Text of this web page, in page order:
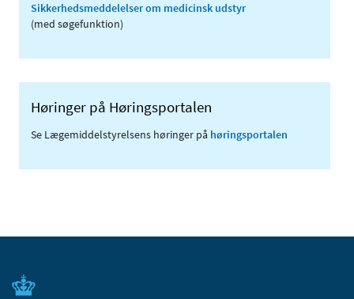
Sikkerhedsmeddelelser om medicinsk udstyr
(med søgefunktion)
Høringer på Høringsportalen
Se Lægemiddelstyrelsens høringer på høringsportalen